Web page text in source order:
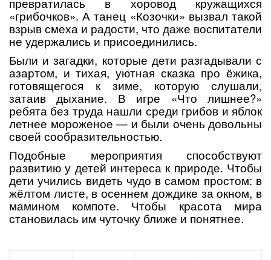
«грибочков». А танец «Козочки» вызвал такой
взрыв смеха и радости, что даже воспитатели
не удержались и присоединились.
Были и загадки, которые дети разгадывали с
азартом, и тихая, уютная сказка про ёжика,
готовящегося к зиме, которую слушали,
затаив дыхание. В игре «Что лишнее?»
ребята без труда нашли среди грибов и яблок
летнее мороженое — и были очень довольны
своей сообразительностью.
Подобные мероприятия способствуют
развитию у детей интереса к природе. Чтобы
дети учились видеть чудо в самом простом: в
жёлтом листе, в осеннем дождике за окном, в
мамином компоте. Чтобы красота мира
становилась им чуточку ближе и понятнее.